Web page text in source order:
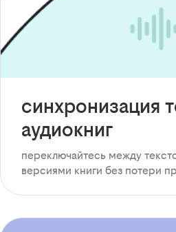
синхронизация
аудиокниг
переключайтесь между
версиями книги без потери